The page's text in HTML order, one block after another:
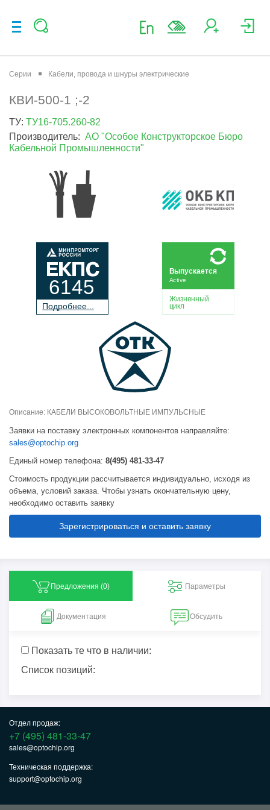
Серии Кабели, провода и шнуры электрические
КВИ-500-1 ;-2
ТУ: ТУ16-705.260-82
Производитель: АО "Особое Конструкторское Бюро
Кабельной Промышленности"
Подробнее...
6145
Жизненный
цикл
Active
Выпускается
Описание: КАБЕЛИ ВЫСОКОВОЛЬТНЫЕ ИМПУЛЬСНЫЕ
Заявки на поставку электронных компонентов направляйте:
sales@optochip.org
Единый номер телефона: 8(495) 481-33-47
Стоимость продукции рассчитывается индивидуально, исходя из
объема, условий заказа. Чтобы узнать окончательную цену,
необходимо оставить заявку
Зарегистрироваться и оставить заявку
Предложения (0) Параметры
Документация Обсудить
Показать те что в наличии:
Список позиций:
Отдел продаж:
+7 (495) 481-33-47
sales@optochip.org
Техническая поддержка:
support@optochip.org